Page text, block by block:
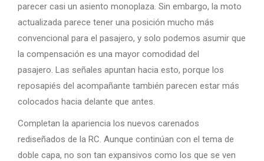
parecer casi un asiento monoplaza. Sin embargo, la moto
actualizada parece tener una posición mucho más
convencional para el pasajero, y solo podemos asumir que
la compensación es una mayor comodidad del
pasajero. Las señales apuntan hacia esto, porque los
reposapiés del acompañante también parecen estar más
colocados hacia delante que antes.
Completan la apariencia los nuevos carenados
rediseñados de la RC. Aunque continúan con el tema de
doble capa, no son tan expansivos como los que se ven